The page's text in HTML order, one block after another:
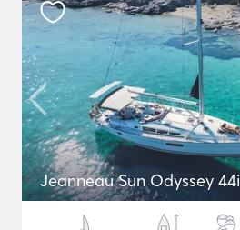
Jeanneau Sun Odyssey 44i